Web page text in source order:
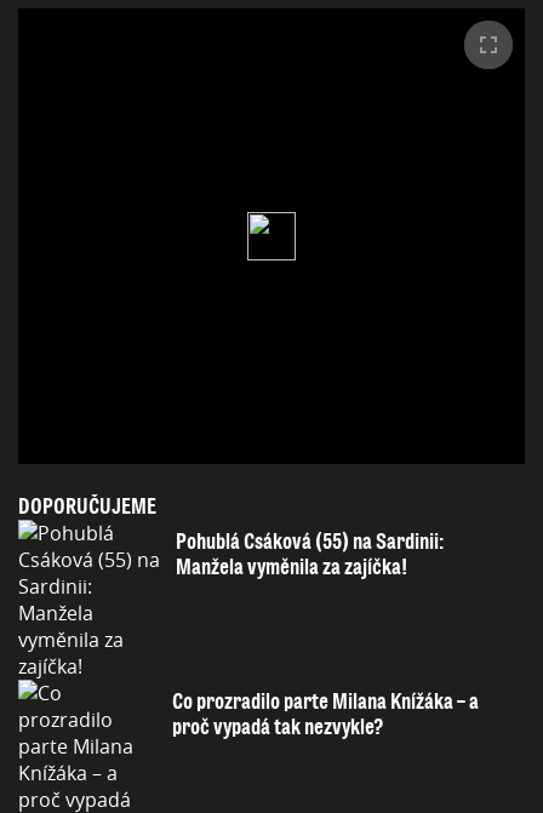
DOPORUČUJEME
Pohublá Csáková (55) na Sardinii:
Manžela vyměnila za zajíčka!
Co prozradilo parte Milana Knížáka – a
proč vypadá tak nezvykle?